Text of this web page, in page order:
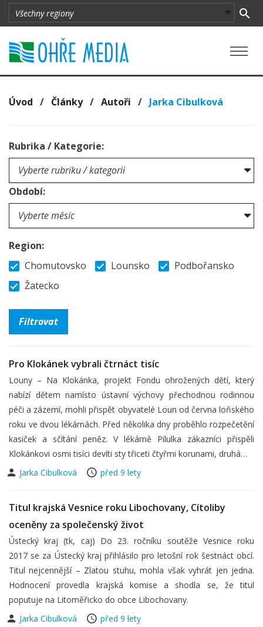
Úvod / Články/ Autoři / Jarka Cibulková
Rubrika / Kategorie:
Období:
Region:
Chomutovsko
Lounsko
Podbořansko
Žatecko
Pro Klokánek vybrali čtrnáct tisíc
Louny – Na Klokánka, projekt Fondu ohrožených dětí, který
nabízí dětem namísto ústavní výchovy přechodnou rodinnou
péči a zázemí, mohli přispět obyvatelé Loun od června loňského
roku ve dvou lékárnách. Před několika dny proběhlo rozpečetění
kasiček a sčítání peněz. V lékárně Pilulka zákazníci přispěli
Klokánkovi osmi tisíci devíti sty třiceti čtyřmi korunami, druhá…
Jarka Cibulková
před 9 lety
Titul krajská Vesnice roku Libochovany, Cítoliby
oceněny za společenský život
Ústecký kraj (tk, caj) Do 23. ročníku soutěže Vesnice roku
2017 se za Ústecký kraj přihlásilo pro letošní rok šestnáct obcí.
Titul nejcennější – Zlatou stuhu, mohla však vyhrát jen jedna.
Hodnocení provedla krajská komise a shodla se, že titul
poputuje na Litoměřicko do obce Libochovany.
Jarka Cibulková
před 9 lety